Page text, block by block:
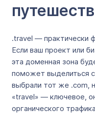
.travel — практически
Если ваш проект или
эта доменная зона
поможет выделиться
выбрали тот же .com,
«travel» — ключевое,
органического